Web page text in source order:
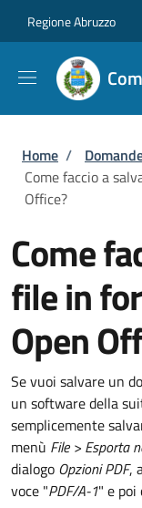
Regione Abruzzo
Briciole
Home /
Come faccio a
Office?
Come
file in
Open
Se vuoi salvare un
un software della
semplicemente
menù File > Esporta
dialogo Opzioni PDF,
voce "PDF/A-1" e poi